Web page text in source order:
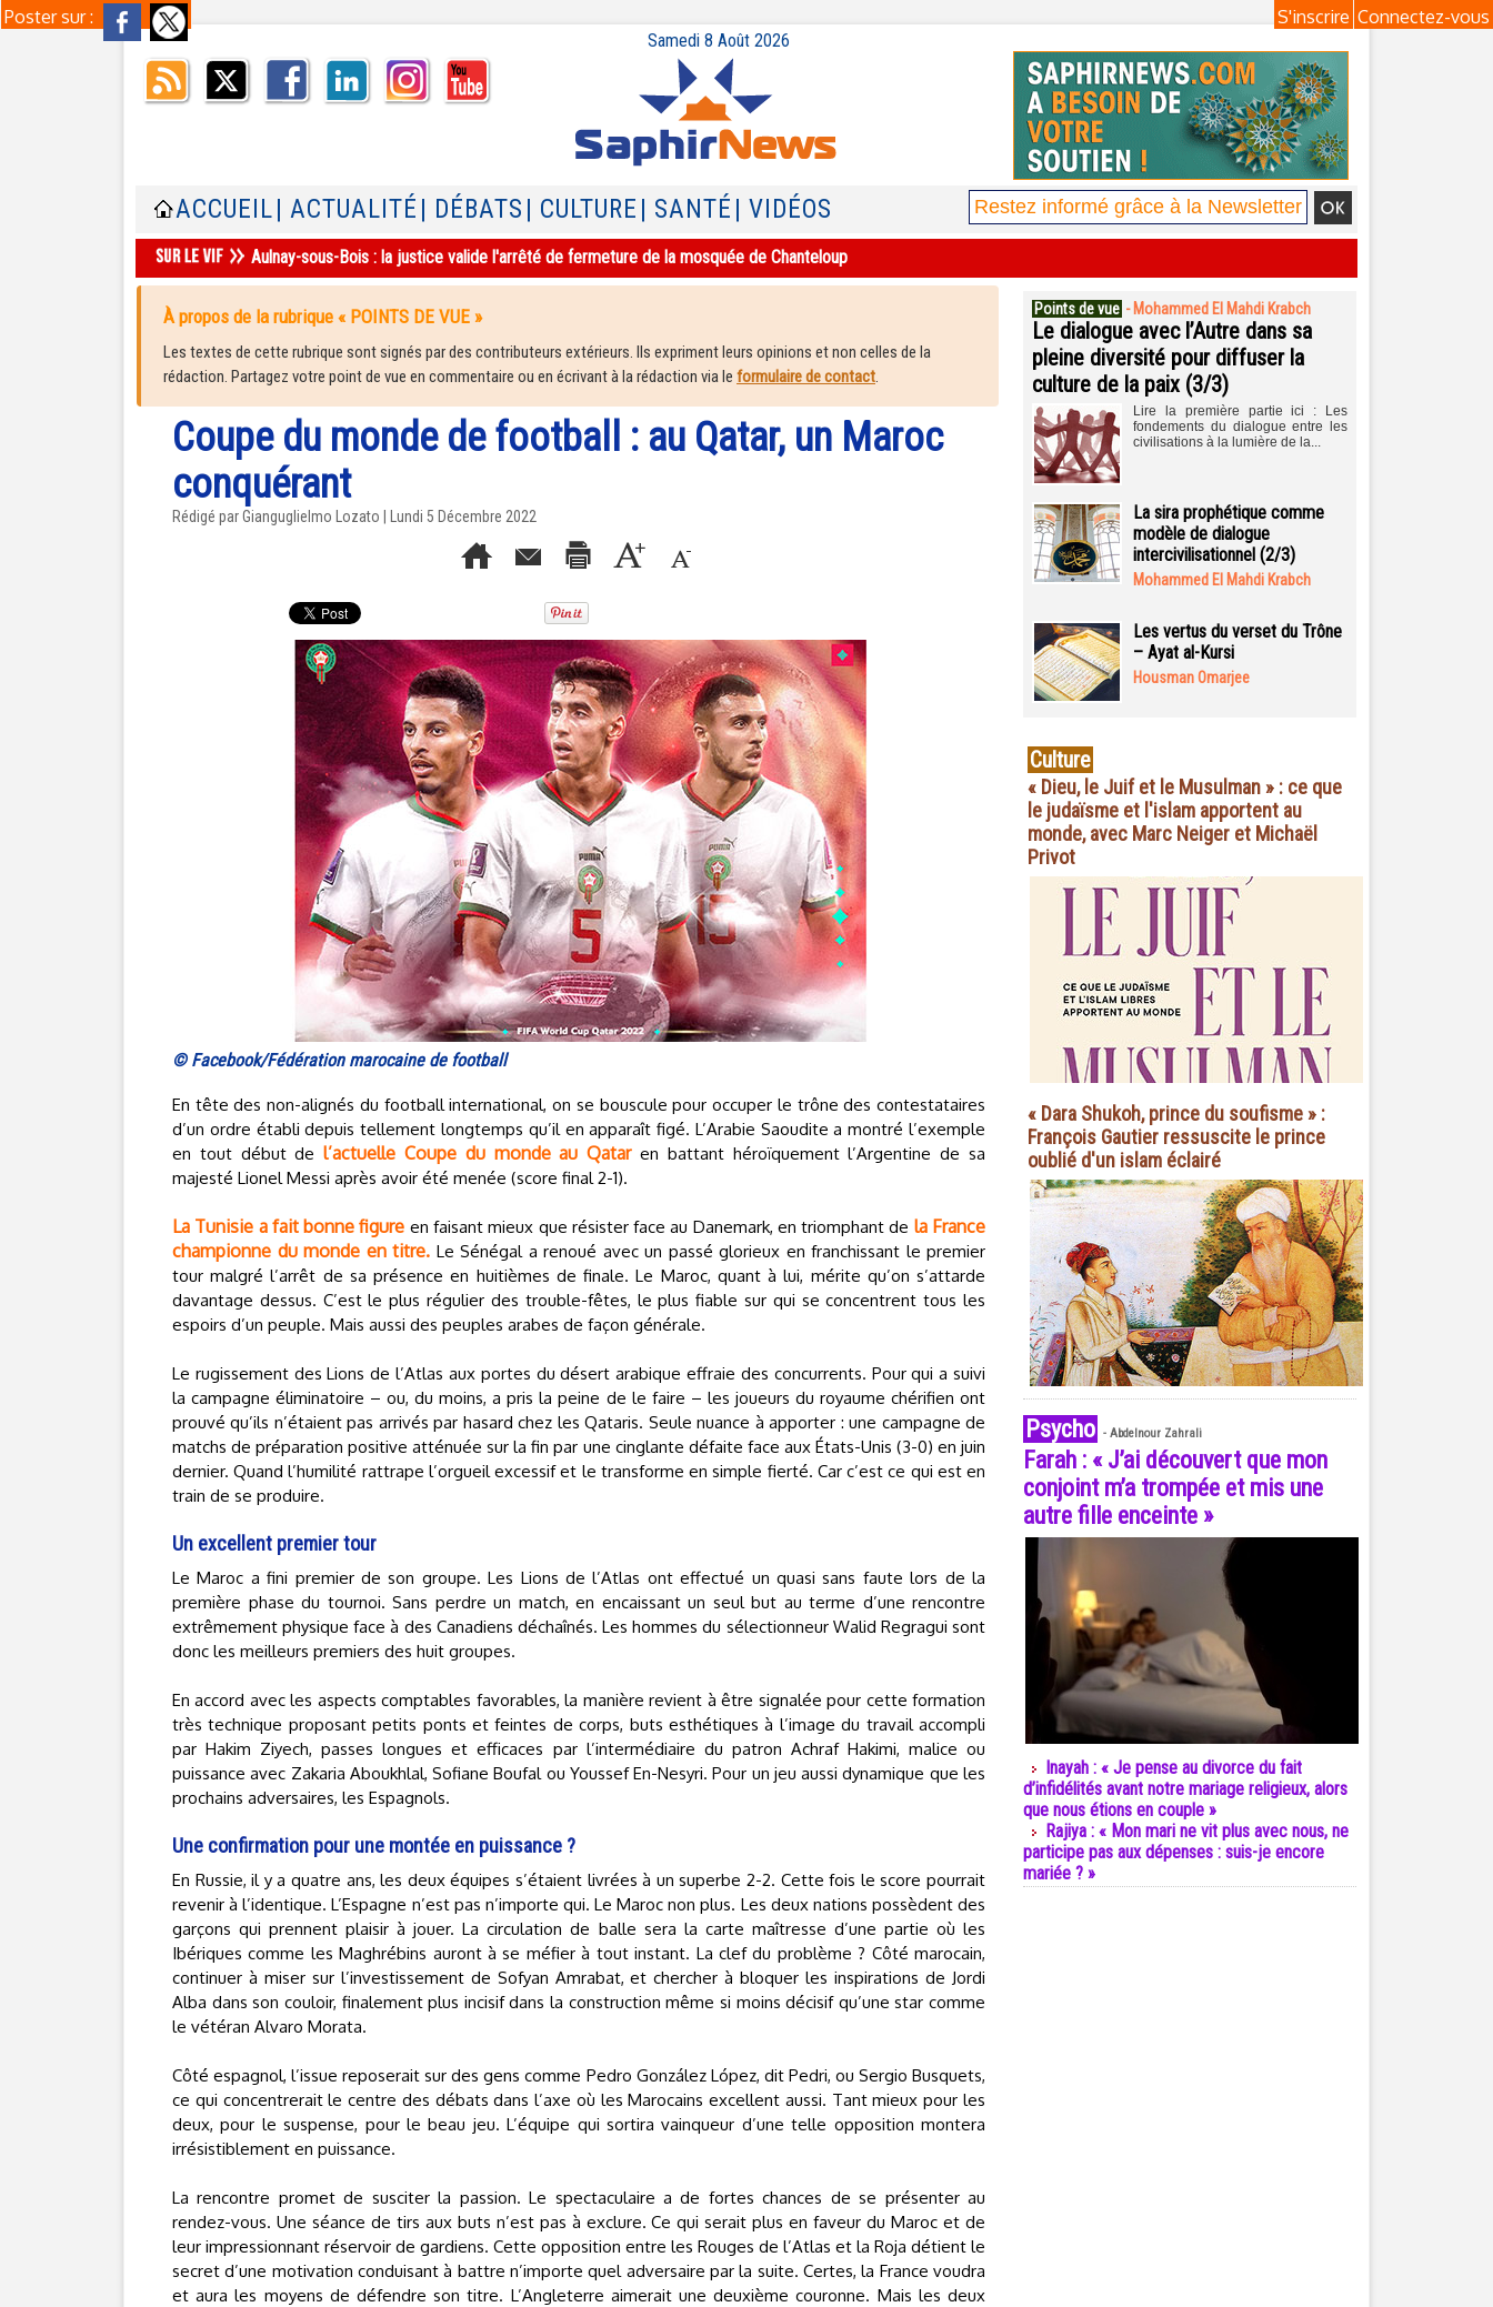
Poster sur : Connectez-vous
S'inscrire
Samedi 8 Août 2026
ACCUEIL | ACTUALITÉ | DÉBATS | CULTURE | SANTÉ | VIDÉOS
Aulnay-sous-Bois : la justice valide l'arrêté de fermeture de la mosquée de Chanteloup
À propos de la rubrique « POINTS DE VUE »
Les textes de cette rubrique sont signés par des contributeurs extérieurs. Ils expriment leurs opinions et non celles de la
rédaction. Partagez votre point de vue en commentaire ou en écrivant à la rédaction via le formulaire de contact.
Coupe du monde de football : au Qatar, un Maroc
conquérant
Rédigé par Gianguglielmo Lozato | Lundi 5 Décembre 2022
© Facebook/Fédération marocaine de football
En tête des non-alignés du football international, on se bouscule pour occuper le trône des contestataires
d’un ordre établi depuis tellement longtemps qu’il en apparaît figé. L’Arabie Saoudite a montré l’exemple
en tout début del’actuelle Coupe du monde au Qataren battant héroïquement l’Argentine de sa
majesté Lionel Messi après avoir été menée (score final 2-1).
La Tunisie a fait bonne figure en faisant mieux que résister face au Danemark, en triomphant de la France
championne du monde en titre. Le Sénégal a renoué avec un passé glorieux en franchissant le premier
tour malgré l’arrêt de sa présence en huitièmes de finale. Le Maroc, quant à lui, mérite qu’on s’attarde
davantage dessus. C’est le plus régulier des trouble-fêtes, le plus fiable sur qui se concentrent tous les
espoirs d’un peuple. Mais aussi des peuples arabes de façon générale.
Le rugissement des Lions de l’Atlas aux portes du désert arabique effraie des concurrents. Pour qui a suivi
la campagne éliminatoire – ou, du moins, a pris la peine de le faire – les joueurs du royaume chérifien ont
prouvé qu’ils n’étaient pas arrivés par hasard chez les Qataris. Seule nuance à apporter : une campagne de
matchs de préparation positive atténuée sur la fin par une cinglante défaite face aux États-Unis (3-0) en juin
dernier. Quand l’humilité rattrape l’orgueil excessif et le transforme en simple fierté. Car c’est ce qui est en
train de se produire.
Un excellent premier tour
Le Maroc a fini premier de son groupe. Les Lions de l’Atlas ont effectué un quasi sans faute lors de la
première phase du tournoi. Sans perdre un match, en encaissant un seul but au terme d’une rencontre
extrêmement physique face à des Canadiens déchaînés. Les hommes du sélectionneur Walid Regragui sont
donc les meilleurs premiers des huit groupes.
En accord avec les aspects comptables favorables, la manière revient à être signalée pour cette formation
très technique proposant petits ponts et feintes de corps, buts esthétiques à l’image du travail accompli
par Hakim Ziyech, passes longues et efficaces par l’intermédiaire du patron Achraf Hakimi, malice ou
puissance avec Zakaria Aboukhlal, Sofiane Boufal ou Youssef En-Nesyri. Pour un jeu aussi dynamique que les
prochains adversaires, les Espagnols.
Une confirmation pour une montée en puissance ?
En Russie, il y a quatre ans, les deux équipes s’étaient livrées à un superbe 2-2. Cette fois le score pourrait
revenir à l’identique. L’Espagne n’est pas n’importe qui. Le Maroc non plus. Les deux nations possèdent des
garçons qui prennent plaisir à jouer. La circulation de balle sera la carte maîtresse d’une partie où les
Ibériques comme les Maghrébins auront à se méfier à tout instant. La clef du problème ? Côté marocain,
continuer à miser sur l’investissement de Sofyan Amrabat, et chercher à bloquer les inspirations de Jordi
Alba dans son couloir, finalement plus incisif dans la construction même si moins décisif qu’une star comme
le vétéran Alvaro Morata.
Côté espagnol, l’issue reposerait sur des gens comme Pedro González López, dit Pedri, ou Sergio Busquets,
ce qui concentrerait le centre des débats dans l’axe où les Marocains excellent aussi. Tant mieux pour les
deux, pour le suspense, pour le beau jeu. L’équipe qui sortira vainqueur d’une telle opposition montera
irrésistiblement en puissance.
La rencontre promet de susciter la passion. Le spectaculaire a de fortes chances de se présenter au
rendez-vous. Une séance de tirs aux buts n’est pas à exclure. Ce qui serait plus en faveur du Maroc et de
leur impressionnant réservoir de gardiens. Cette opposition entre les Rouges de l’Atlas et la Roja détient le
secret d’une motivation conduisant à battre n’importe quel adversaire par la suite. Certes, la France voudra
et aura les moyens de défendre son titre. L’Angleterre aimerait une deuxième couronne. Mais les deux
Points de vue - Mohammed El Mahdi Krabch
Le dialogue avec l’Autre dans sa
pleine diversité pour diffuser la
culture de la paix (3/3)
Lire la première partie ici : Les
fondements du dialogue entre les
civilisations à la lumière de la...
La sira prophétique comme
modèle de dialogue
intercivilisationnel (2/3)
Mohammed El Mahdi Krabch
Les vertus du verset du Trône
– Ayat al-Kursi
Housman Omarjee
Culture
« Dieu, le Juif et le Musulman » : ce que
le judaïsme et l'islam apportent au
monde, avec Marc Neiger et Michaël
Privot
« Dara Shukoh, prince du soufisme » :
François Gautier ressuscite le prince
oublié d'un islam éclairé
Psycho - Abdelnour Zahrali
Farah : « J’ai découvert que mon
conjoint m’a trompée et mis une
autre fille enceinte »
Inayah : « Je pense au divorce du fait
d’infidélités avant notre mariage religieux, alors
que nous étions en couple »
Rajiya : « Mon mari ne vit plus avec nous, ne
participe pas aux dépenses : suis-je encore
mariée ? »